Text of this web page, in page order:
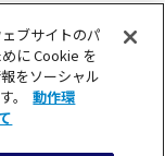
RESERVED.
ブサイトのパ
に Cookie を
をソーシャル
。
動作環